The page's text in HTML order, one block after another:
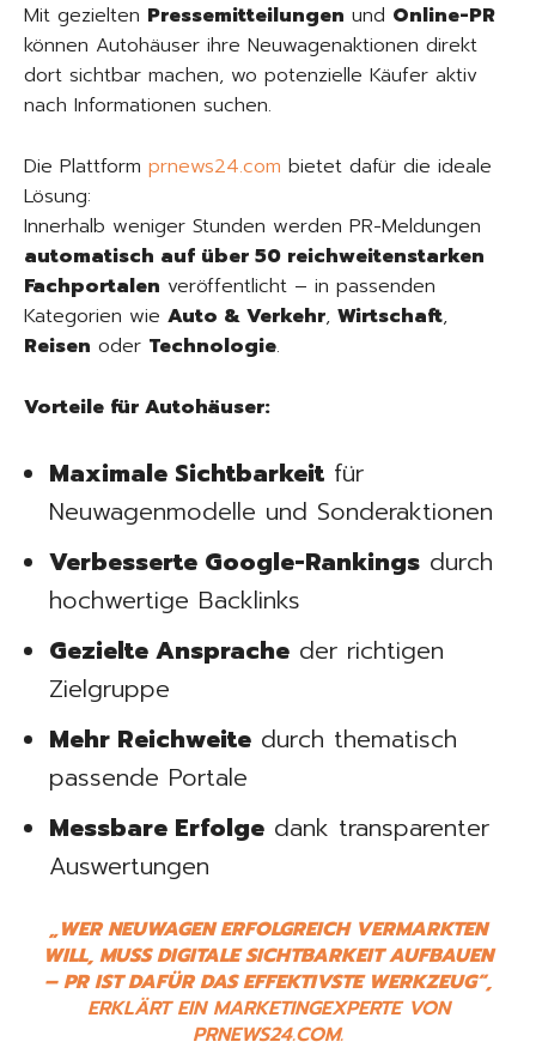
Mit gezielten Pressemitteilungen und Online-PR
können Autohäuser ihre Neuwagenaktionen direkt
dort sichtbar machen, wo potenzielle Käufer aktiv
nach Informationen suchen.
Die Plattform prnews24.com bietet dafür die ideale
Lösung:
Innerhalb weniger Stunden werden PR-Meldungen
automatisch auf über 50 reichweitenstarken
Fachportalen veröffentlicht – in passenden
Kategorien wie Auto & Verkehr, Wirtschaft,
Reisen oder Technologie.
Vorteile für Autohäuser:
Maximale Sichtbarkeit für
Neuwagenmodelle und Sonderaktionen
Verbesserte Google-Rankings durch
hochwertige Backlinks
Gezielte Ansprache der richtigen
Zielgruppe
Mehr Reichweite durch thematisch
passende Portale
Messbare Erfolge dank transparenter
Auswertungen
„WER NEUWAGEN ERFOLGREICH VERMARKTEN
WILL, MUSS DIGITALE SICHTBARKEIT AUFBAUEN
– PR IST DAFÜR DAS EFFEKTIVSTE WERKZEUG“,
ERKLÄRT EIN MARKETINGEXPERTE VON
PRNEWS24.COM.